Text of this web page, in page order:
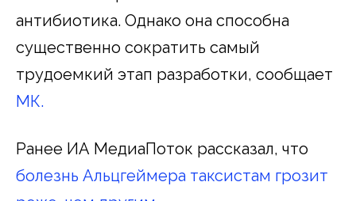
антибиотика. Однако она способна
существенно сократить самый
трудоемкий этап разработки, сообщает
МК.
Ранее ИА МедиаПоток рассказал, что
болезнь Альцгеймера таксистам грозит